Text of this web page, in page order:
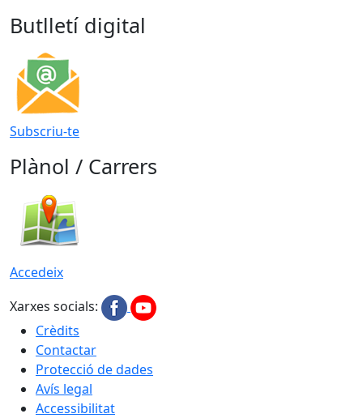
Butlletí digital
Subscriu-te
Plànol / Carrers
Accedeix
Xarxes socials:
Crèdits
Contactar
Protecció de dades
Avís legal
Accessibilitat